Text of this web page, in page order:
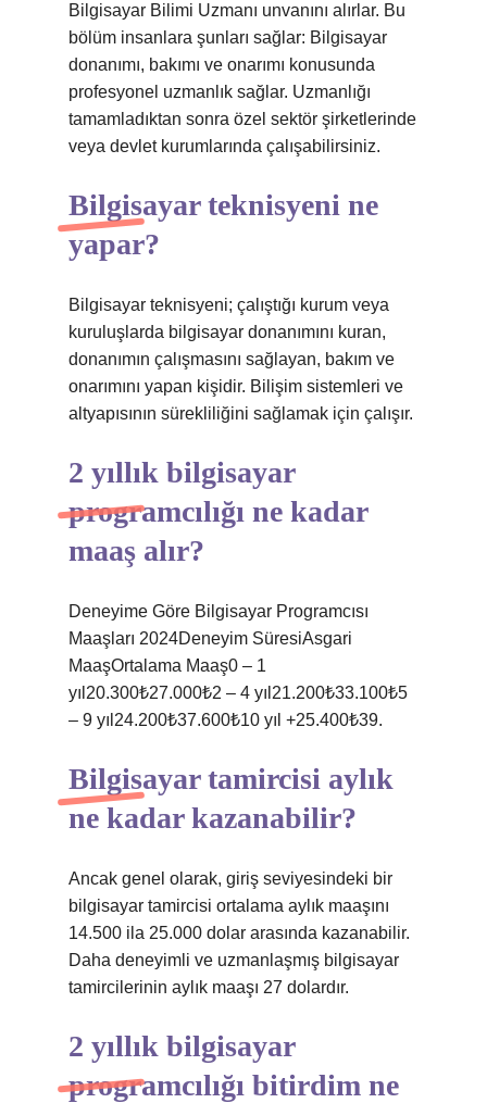
Bilgisayar Bilimi Uzmanı unvanını alırlar. Bu
bölüm insanlara şunları sağlar: Bilgisayar
donanımı, bakımı ve onarımı konusunda
profesyonel uzmanlık sağlar. Uzmanlığı
tamamladıktan sonra özel sektör şirketlerinde
veya devlet kurumlarında çalışabilirsiniz.
Bilgisayar teknisyeni ne
yapar?
Bilgisayar teknisyeni; çalıştığı kurum veya
kuruluşlarda bilgisayar donanımını kuran,
donanımın çalışmasını sağlayan, bakım ve
onarımını yapan kişidir. Bilişim sistemleri ve
altyapısının sürekliliğini sağlamak için çalışır.
2 yıllık bilgisayar
programcılığı ne kadar
maaş alır?
Deneyime Göre Bilgisayar Programcısı
Maaşları 2024Deneyim SüresiAsgari
MaaşOrtalama Maaş0 – 1
yıl20.300₺27.000₺2 – 4 yıl21.200₺33.100₺5
– 9 yıl24.200₺37.600₺10 yıl +25.400₺39.
Bilgisayar tamircisi aylık
ne kadar kazanabilir?
Ancak genel olarak, giriş seviyesindeki bir
bilgisayar tamircisi ortalama aylık maaşını
14.500 ila 25.000 dolar arasında kazanabilir.
Daha deneyimli ve uzmanlaşmış bilgisayar
tamircilerinin aylık maaşı 27 dolardır.
2 yıllık bilgisayar
programcılığı bitirdim ne